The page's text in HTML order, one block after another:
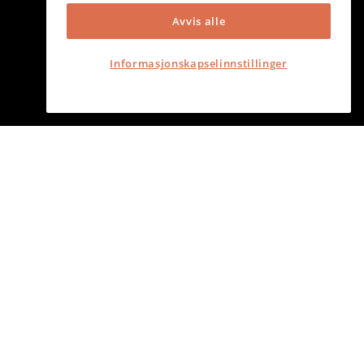
Avvis alle
Informasjonskapselinnstillinger